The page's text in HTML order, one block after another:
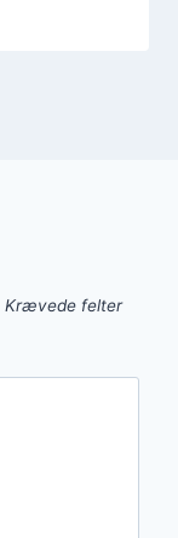
Krævede felter